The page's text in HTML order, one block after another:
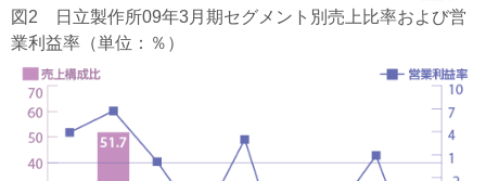
図2 日立製作所09年3月期セグメント別売上比率および営
業利益率（単位：％）